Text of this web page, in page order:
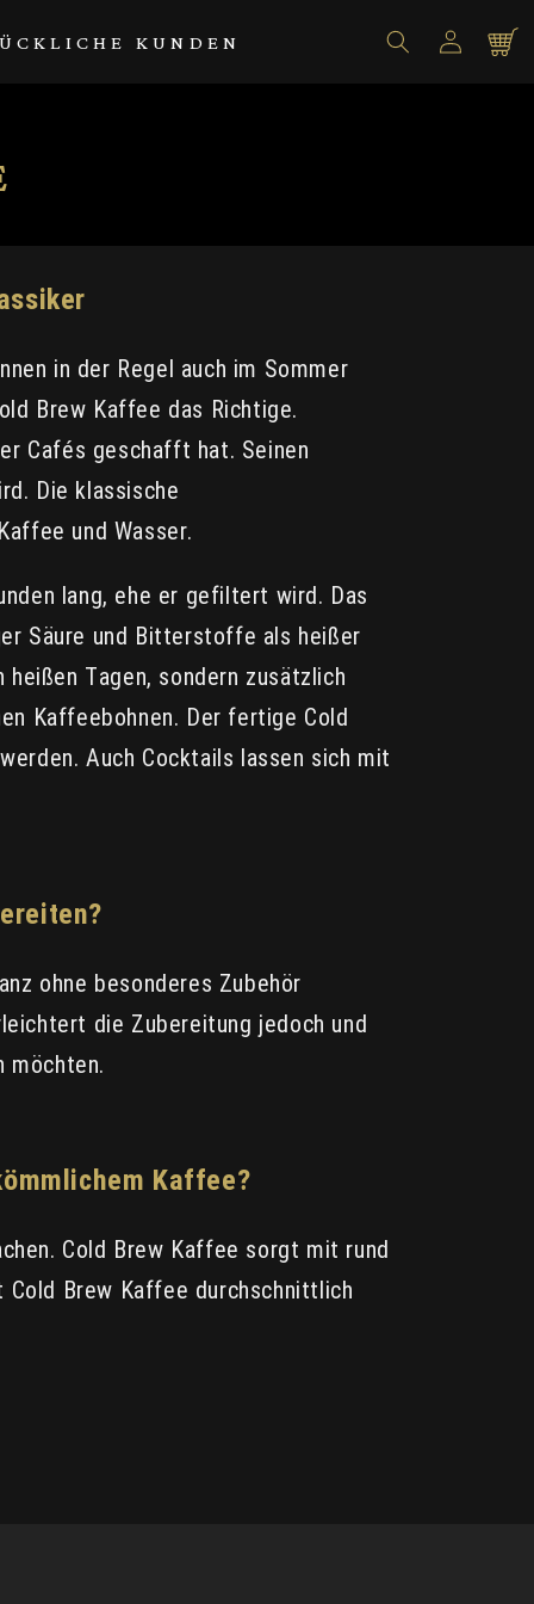
KUNDEN Einloggen
in der Regel auch im Sommer
Brew Kaffee das Richtige.
Cafés geschafft hat. Seinen
Die klassische
und Wasser.
lang, ehe er gefiltert wird. Das
Säure und Bitterstoffe als heißer
Tagen, sondern zusätzlich
Kaffeebohnen. Der fertige Cold
Auch Cocktails lassen sich mit
ohne besonderes Zubehör
die Zubereitung jedoch und
möchten.
Kaffee?
Cold Brew Kaffee sorgt mit rund
Brew Kaffee durchschnittlich